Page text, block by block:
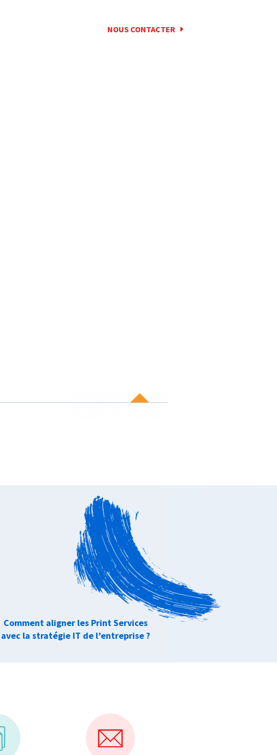
NOUS CONTACTER
Comment aligner les Print Services
avec la stratégie IT de l’entreprise ?